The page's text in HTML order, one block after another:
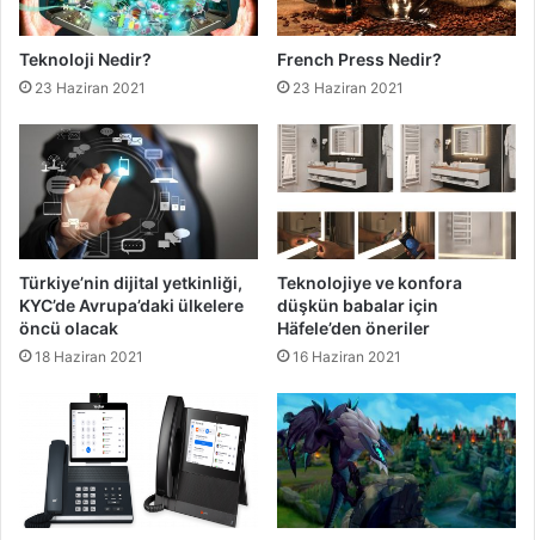
Teknoloji Nedir?
23 Haziran 2021
French Press Nedir?
23 Haziran 2021
Türkiye’nin dijital yetkinliği,
KYC’de Avrupa’daki ülkelere
öncü olacak
18 Haziran 2021
Teknolojiye ve konfora
düşkün babalar için
Häfele’den öneriler
16 Haziran 2021